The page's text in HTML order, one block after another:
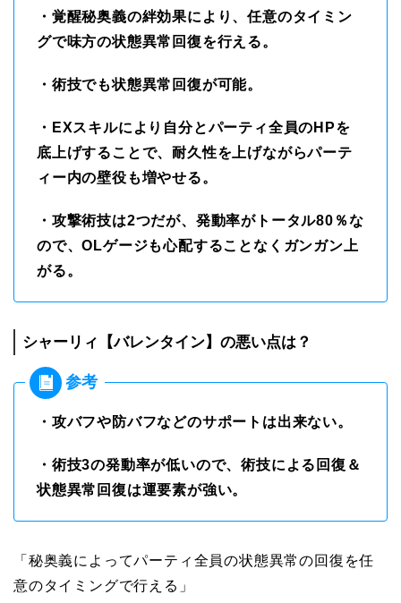
・覚醒秘奥義の絆効果により、任意のタイミン
グで味方の状態異常回復を行える。
・術技でも状態異常回復が可能。
・EXスキルにより自分とパーティ全員のHPを
底上げすることで、耐久性を上げながらパーテ
ィー内の壁役も増やせる。
・攻撃術技は2つだが、発動率がトータル80％な
ので、OLゲージも心配することなくガンガン上
がる。
シャーリィ【バレンタイン】の悪い点は？
・攻バフや防バフなどのサポートは出来ない。
・術技3の発動率が低いので、術技による回復＆
状態異常回復は運要素が強い。
「秘奥義によってパーティ全員の状態異常の回復を任
意のタイミングで行える」